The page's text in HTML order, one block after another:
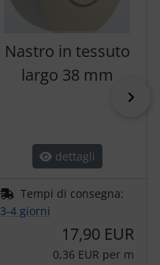
Nastro in tessuto
largo 38 mm
dettagli
Tempi di consegna:
3-4 giorni
17,90 EUR
0,36 EUR per m